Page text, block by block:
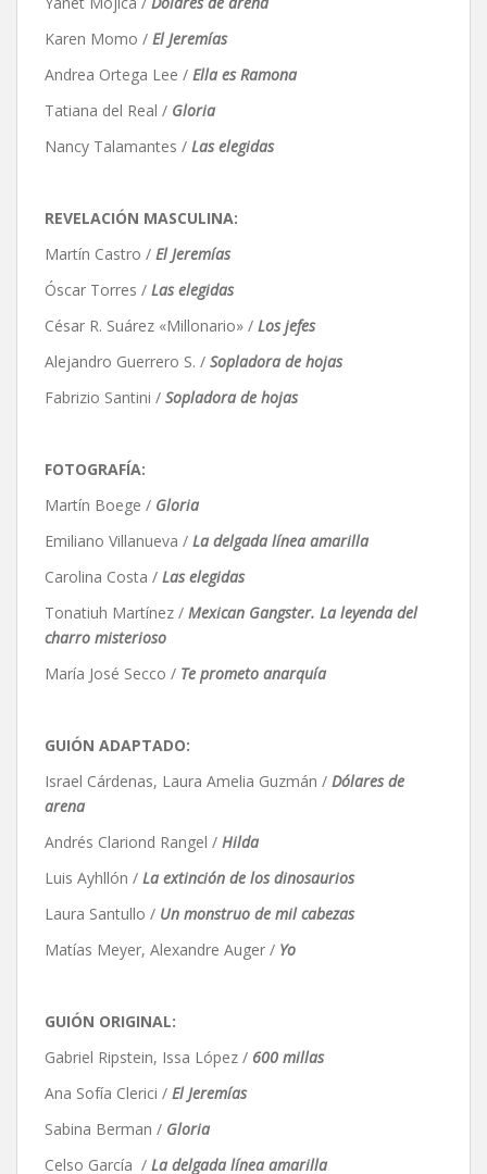
Karen Momo / El Jeremías
Andrea Ortega Lee / Ella es Ramona
Tatiana del Real / Gloria
Nancy Talamantes / Las elegidas
REVELACIÓN MASCULINA:
Martín Castro / El Jeremías
Óscar Torres / Las elegidas
César R. Suárez «Millonario» / Los jefes
Alejandro Guerrero S. / Sopladora de hojas
Fabrizio Santini / Sopladora de hojas
FOTOGRAFÍA:
Martín Boege / Gloria
Emiliano Villanueva / La delgada línea amarilla
Carolina Costa / Las elegidas
Tonatiuh Martínez / Mexican Gangster. La leyenda del
charro misterioso
María José Secco / Te prometo anarquía
GUIÓN ADAPTADO:
Israel Cárdenas, Laura Amelia Guzmán / Dólares de
arena
Andrés Clariond Rangel / Hilda
Luis Ayhllón / La extinción de los dinosaurios
Laura Santullo / Un monstruo de mil cabezas
Matías Meyer, Alexandre Auger / Yo
GUIÓN ORIGINAL:
Gabriel Ripstein, Issa López / 600 millas
Ana Sofía Clerici / El Jeremías
Sabina Berman / Gloria
Celso García / La delgada línea amarilla